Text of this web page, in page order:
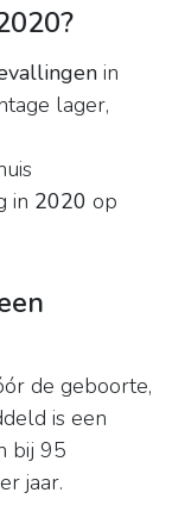
in
lager,
in 2020 op
de geboorte,
is een
bij 95
jaar.